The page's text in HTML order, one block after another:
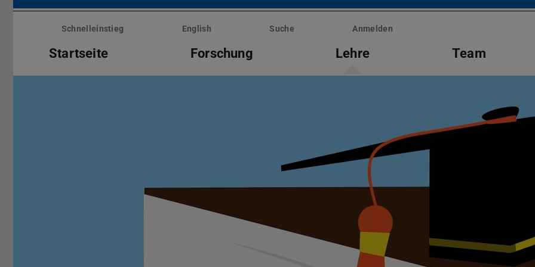
Menü
überspringenSchnelleinstieg English Suche Anmelden
Startseite Forschung Lehre Team